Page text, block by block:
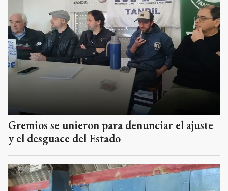
Gremios se unieron para denunciar el ajuste
y el desguace del Estado